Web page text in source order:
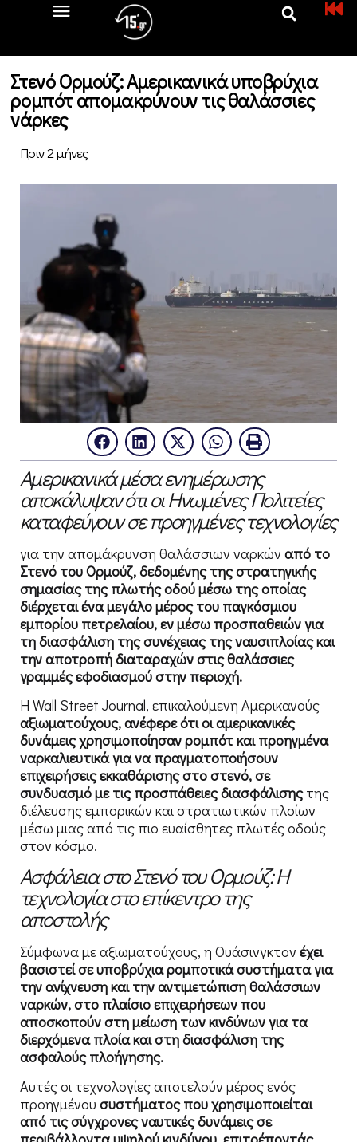
Στενό Ορμούζ: Αμερικανικά υποβρύχια
ρομπότ απομακρύνουν τις θαλάσσιες
νάρκες
Πριν 2 μήνες
Αμερικανικά μέσα ενημέρωσης
αποκάλυψαν ότι οι Ηνωμένες Πολιτείες
καταφεύγουν σε προηγμένες τεχνολογίες
για την απομάκρυνση θαλάσσιων ναρκών από το
Στενό του Ορμούζ, δεδομένης της στρατηγικής
σημασίας της πλωτής οδού μέσω της οποίας
διέρχεται ένα μεγάλο μέρος του παγκόσμιου
εμπορίου πετρελαίου, εν μέσω προσπαθειών για
τη διασφάλιση της συνέχειας της ναυσιπλοίας και
την αποτροπή διαταραχών στις θαλάσσιες
γραμμές εφοδιασμού στην περιοχή.
Η Wall Street Journal, επικαλούμενη Αμερικανούς
αξιωματούχους, ανέφερε ότι οι αμερικανικές
δυνάμεις χρησιμοποίησαν ρομπότ και προηγμένα
ναρκαλιευτικά για να πραγματοποιήσουν
επιχειρήσεις εκκαθάρισης στο στενό, σε
συνδυασμό με τις προσπάθειες διασφάλισηςτης
διέλευσης εμπορικών και στρατιωτικών πλοίων
μέσω μιας από τις πιο ευαίσθητες πλωτές οδούς
στον κόσμο.
Ασφάλεια στο Στενό του Ορμούζ: Η
τεχνολογία στο επίκεντρο της
αποστολής
Σύμφωνα με αξιωματούχους, η Ουάσινγκτον έχει
βασιστεί σε υποβρύχια ρομποτικά συστήματα για
την ανίχνευση και την αντιμετώπιση θαλάσσιων
ναρκών, στο πλαίσιο επιχειρήσεων που
αποσκοπούν στη μείωση των κινδύνων για τα
διερχόμενα πλοία και στη διασφάλιση της
ασφαλούς πλοήγησης.
Αυτές οι τεχνολογίες αποτελούν μέρος ενός
προηγμένου συστήματος που χρησιμοποιείται
από τις σύγχρονες ναυτικές δυνάμεις σε